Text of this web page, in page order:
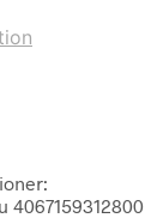
4067159312800